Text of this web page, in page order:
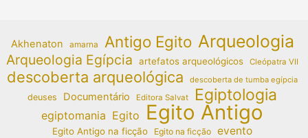
Akhenaton amarna Antigo Egito Arqueologia
Arqueologia Egípcia artefatos arqueológicos Cleópatra VII
descoberta arqueológica descoberta de tumba egípcia
deuses Documentário Editora Salvat Egiptologia
egiptomania Egito Egito Antigo
Egito Antigo na ficção Egito na ficção evento